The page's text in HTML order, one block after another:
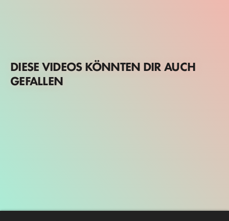
DIESE VIDEOS KÖNNTEN DIR AUCH
GEFALLEN